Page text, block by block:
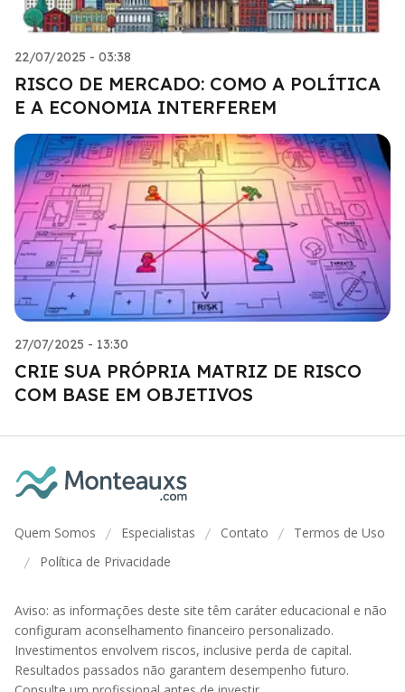
22/07/2025 - 03:38
RISCO DE MERCADO: COMO A POLÍTICA
E A ECONOMIA INTERFEREM
27/07/2025 - 13:30
CRIE SUA PRÓPRIA MATRIZ DE RISCO
COM BASE EM OBJETIVOS
Quem Somos / Especialistas / Contato / Termos de Uso
/ Política de Privacidade
Aviso: as informações deste site têm caráter educacional e não
configuram aconselhamento financeiro personalizado.
Investimentos envolvem riscos, inclusive perda de capital.
Resultados passados não garantem desempenho futuro.